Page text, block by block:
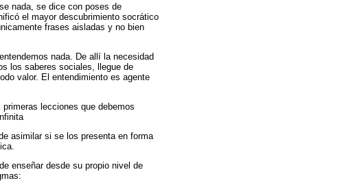
nada, se dice con poses de
el mayor descubrimiento socrático
frases aisladas y no bien
nada. De allí la necesidad
los saberes sociales, llegue de
valor. El entendimiento es agente
lecciones que debemos
asimilar si se los presenta en forma
enseñar desde su propio nivel de